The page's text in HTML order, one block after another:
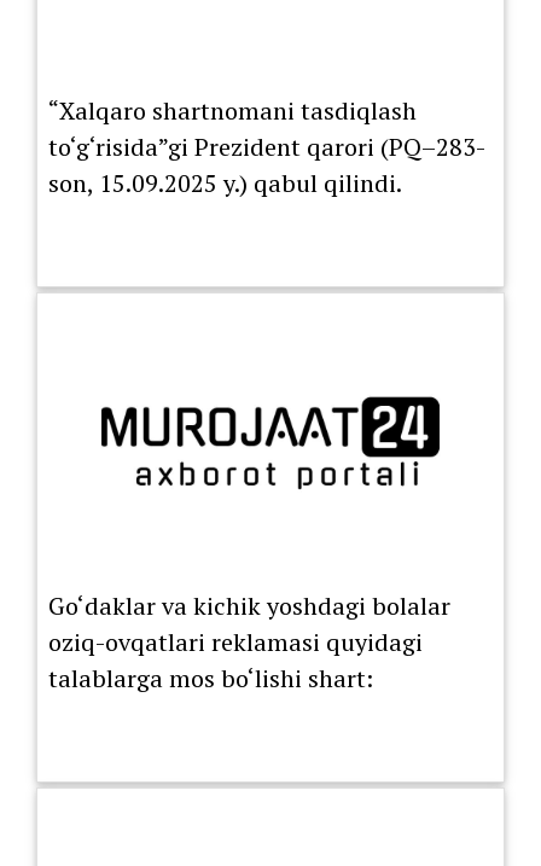
“Xalqaro shartnomani tasdiqlash
to‘g‘risida”gi Prezident qarori (PQ–283-
son, 15.09.2025 y.) qabul qilindi.
Go‘daklar va kichik yoshdagi bolalar
oziq-ovqatlari reklamasi quyidagi
talablarga mos bo‘lishi shart: